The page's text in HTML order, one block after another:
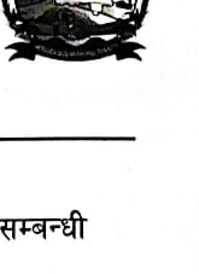
सविन न्यौपाने